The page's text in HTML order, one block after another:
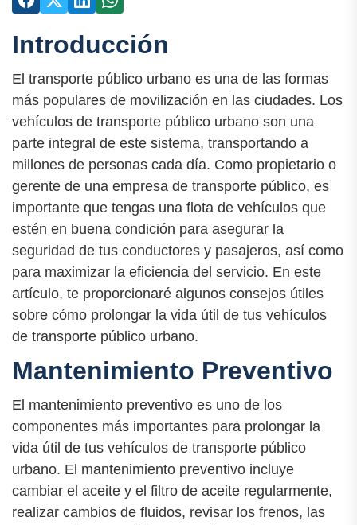
Introducción
El transporte público urbano es una de las formas
más populares de movilización en las ciudades. Los
vehículos de transporte público urbano son una
parte integral de este sistema, transportando a
millones de personas cada día. Como propietario o
gerente de una empresa de transporte público, es
importante que tengas una flota de vehículos que
estén en buena condición para asegurar la
seguridad de tus conductores y pasajeros, así como
para maximizar la eficiencia del servicio. En este
artículo, te proporcionaré algunos consejos útiles
sobre cómo prolongar la vida útil de tus vehículos
de transporte público urbano.
Mantenimiento Preventivo
El mantenimiento preventivo es uno de los
componentes más importantes para prolongar la
vida útil de tus vehículos de transporte público
urbano. El mantenimiento preventivo incluye
cambiar el aceite y el filtro de aceite regularmente,
realizar cambios de fluidos, revisar los frenos, las